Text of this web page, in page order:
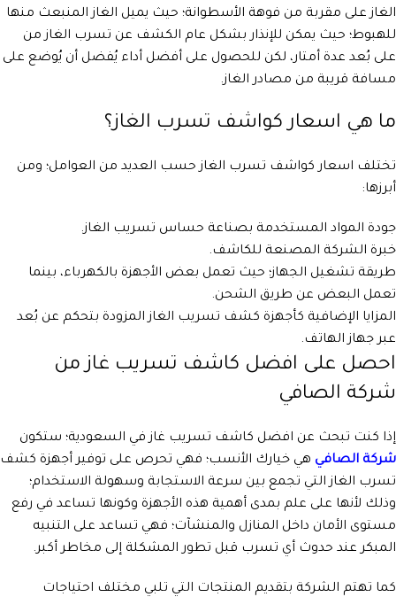
الغاز على مقربة من فوهة الأسطوانة؛ حيث يميل الغاز المنبعث منها
للهبوط؛ حيث يمكن للإنذار بشكل عام الكشف عن تسرب الغاز من
على بُعد عدة أمتار، لكن للحصول على أفضل أداء يُفضل أن يُوضع على
مسافة قريبة من مصادر الغاز.
ما هي اسعار كواشف تسرب الغاز؟
تختلف اسعار كواشف تسرب الغاز حسب العديد من العوامل؛ ومن
أبرزها:
جودة المواد المستخدمة بصناعة حساس تسريب الغاز.
خبرة الشركة المصنعة للكاشف.
طريقة تشغيل الجهاز؛ حيث تعمل بعض الأجهزة بالكهرباء، بينما
تعمل البعض عن طريق الشحن.
المزايا الإضافية كأجهزة كشف تسريب الغاز المزودة بتحكم عن بُعد
عبر جهاز الهاتف.
احصل على افضل كاشف تسريب غاز من
شركة الصافي
إذا كنت تبحث عن افضل كاشف تسريب غاز في السعودية؛ ستكون
شركة الصافي هي خيارك الأنسب؛ فهي تحرص على توفير أجهزة كشف
تسرب الغاز التي تجمع بين سرعة الاستجابة وسهولة الاستخدام؛
وذلك لأنها على علم بمدى أهمية هذه الأجهزة وكونها تساعد في رفع
مستوى الأمان داخل المنازل والمنشآت؛ فهي تساعد على التنبيه
المبكر عند حدوث أي تسرب قبل تطور المشكلة إلى مخاطر أكبر.
كما تهتم الشركة بتقديم المنتجات التي تلبي مختلف احتياجات